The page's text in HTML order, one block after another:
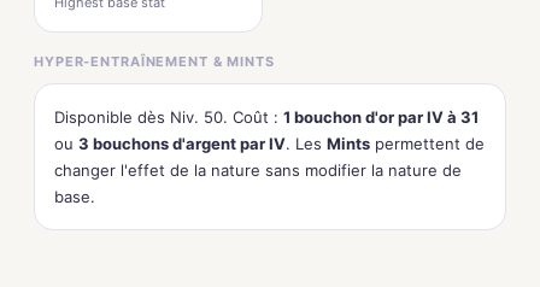
HYPER-ENTRAÎNEMENT & MINTS
Disponible dès Niv. 50. Coût : 1 bouchon d'or par IV à 31
ou 3 bouchons d'argent par IV. Les Mints permettent de
changer l'effet de la nature sans modifier la nature de
base.